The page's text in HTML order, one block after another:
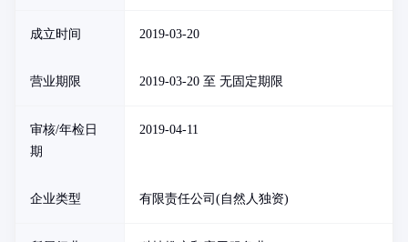
成立时间 2019-03-20
营业期限 2019-03-20 至 无固定期限
审核/年检日
期
2019-04-11
企业类型 有限责任公司(自然人独资)